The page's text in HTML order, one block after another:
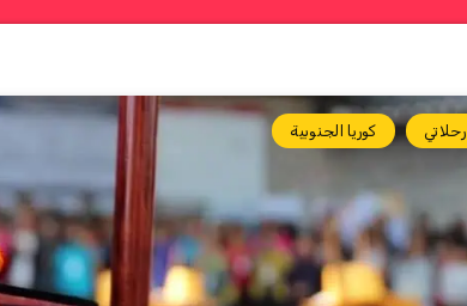
رحلاتي كوريا الجنوبية